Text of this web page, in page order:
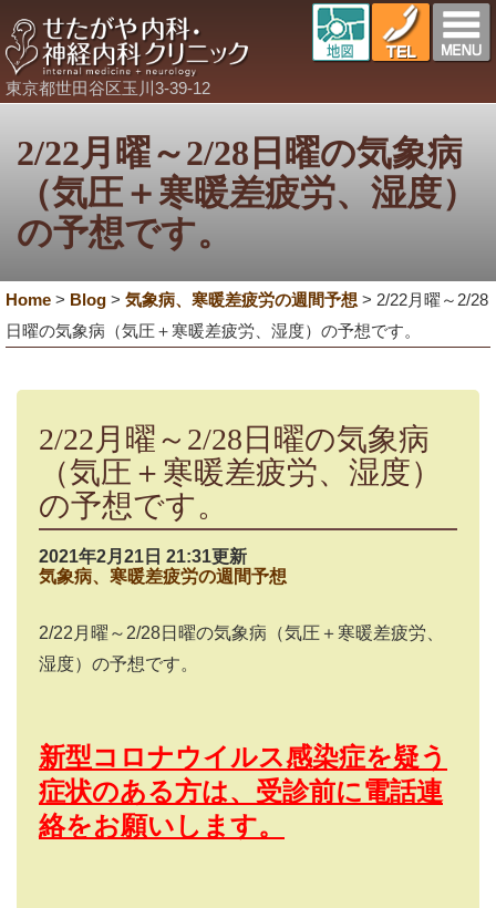
東京都世田谷区玉川3-39-12
2/22月曜～2/28日曜の気象病
（気圧＋寒暖差疲労、湿度）
の予想です。
Home > Blog > 気象病、寒暖差疲労の週間予想 > 2/22月曜～2/28
日曜の気象病（気圧＋寒暖差疲労、湿度）の予想です。
2/22月曜～2/28日曜の気象病
（気圧＋寒暖差疲労、湿度）
の予想です。
2021年2月21日 21:31更新
気象病、寒暖差疲労の週間予想
2/22 月曜～ 2/28日曜の気象病（気圧＋寒暖差疲労、
湿度）の予想です。
新型コロナウイルス感染症を疑う
症状のある方は、受診前に電話連
絡をお願いします。